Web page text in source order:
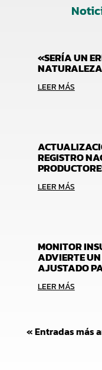
«SERÍA UN
LEER MÁS
REGISTRO
LEER MÁS
MONITOR
ADVIERTE UN
AJUSTADO
LEER MÁS
« Entradas más